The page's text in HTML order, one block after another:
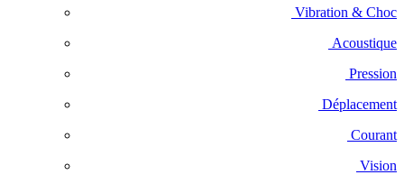
Vibration & Choc
Acoustique
Pression
Déplacement
Courant
Vision